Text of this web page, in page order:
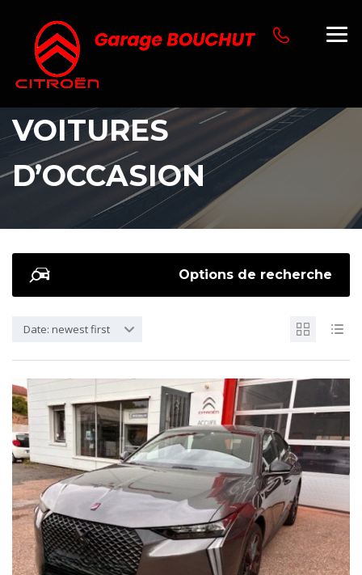
VOITURES
D’OCCASION
Options de recherche
Date: newest first